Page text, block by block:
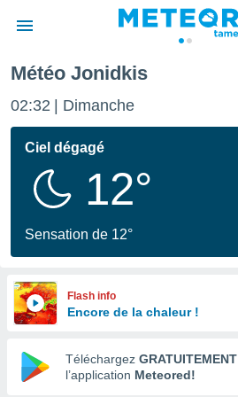
de
en
Météo Jonidkis
02:32 Dimanche
Ciel dégagé
12°
Sensation de 12°
Flash info
Encore de la chaleur !
Téléchargez GRATUITEMENT
l’application Meteored!